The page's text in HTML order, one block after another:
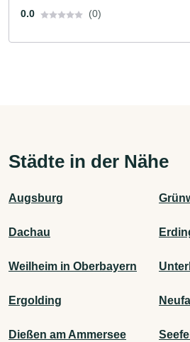
0.0 (0)
Städte in der Nähe
Augsburg
Dachau
Weilheim in Oberbayern
Ergolding
Dießen am Ammersee